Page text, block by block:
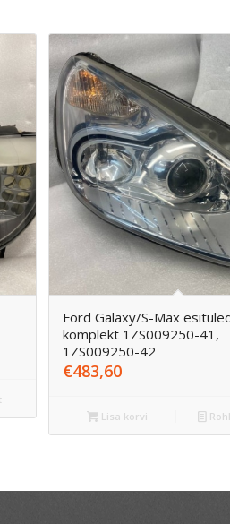
Ford Galaxy/S-Max
komplekt 1ZS009250-41,
1ZS009250-42
€483,60
Lisa korvi